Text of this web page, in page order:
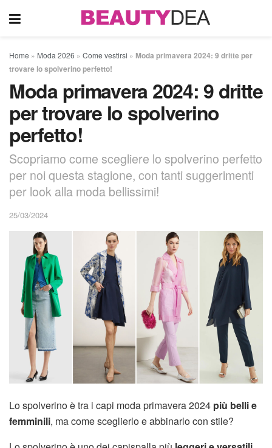
Home » Moda 2026 » Come vestirsi » Moda primavera 2024: 9 dritte per
trovare lo spolverino perfetto!
Moda primavera 2024: 9 dritte
per trovare lo spolverino
perfetto!
Scopriamo come scegliere lo spolverino perfetto
per noi questa stagione, con tanti suggerimenti
per look alla moda bellissimi!
25/03/2024
Lo spolverino è tra i capi moda primavera 2024 più belli e
femminili, ma come sceglierlo e abbinarlo con stile?